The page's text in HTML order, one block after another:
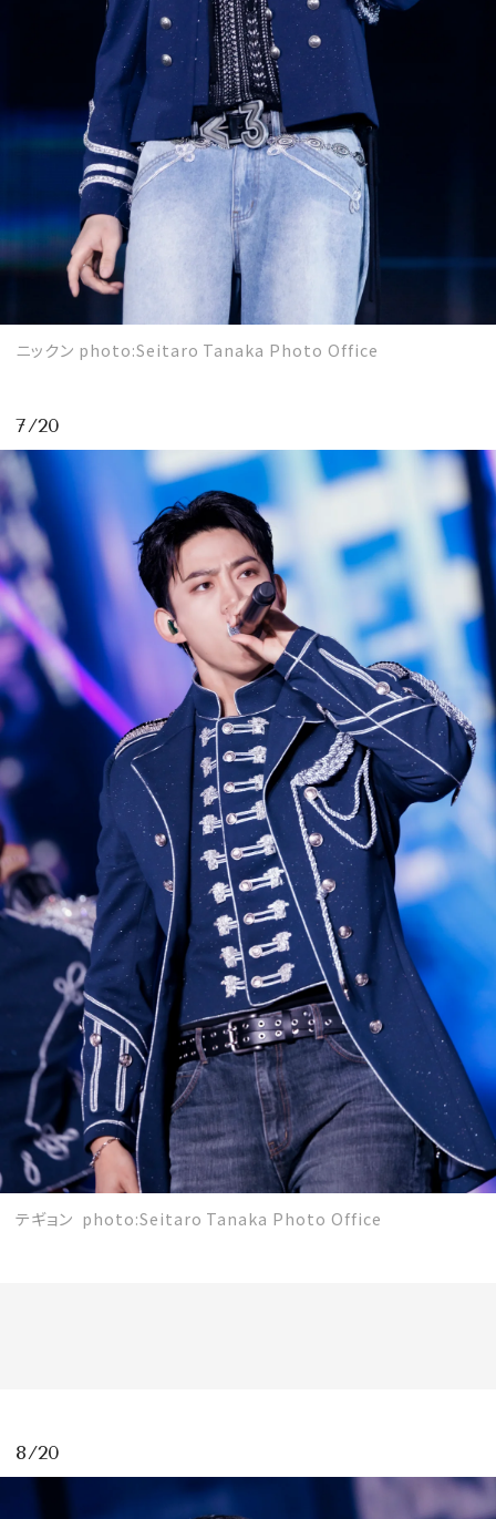
ニックン photo:Seitaro Tanaka Photo Office
7/20
テギョン photo:Seitaro Tanaka Photo Office
8/20